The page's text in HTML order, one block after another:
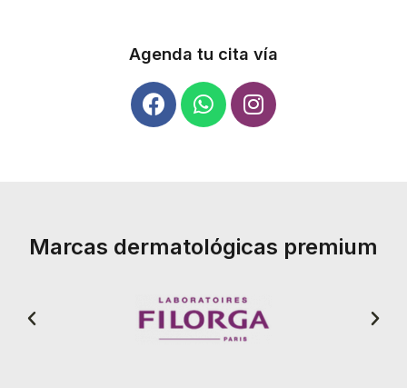
Agenda tu cita vía
Marcas dermatológicas premium